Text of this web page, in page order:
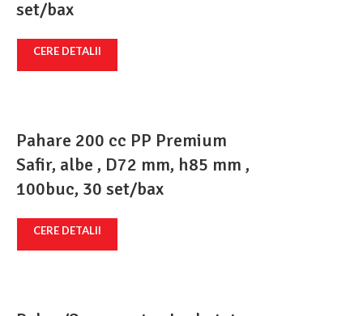
set/bax
CERE DETALII
Pahare 200 cc PP Premium
Safir, albe , D72 mm, h85 mm ,
100buc, 30 set/bax
CERE DETALII